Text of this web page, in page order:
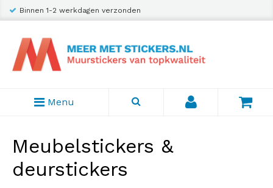
Binnen 1-2 werkdagen verzonden
Menu
Meubelstickers &
deurstickers